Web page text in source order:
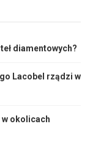
diamentowych?
Lacobel rządzi w
okolicach